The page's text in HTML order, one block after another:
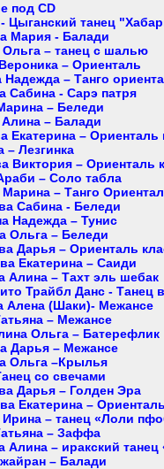
под CD
Цыганский танец
Мария - Балади
– танец с шалью
– Ориенталь
– Танго
Сабина - Сарэ патря
– Беледи
– Балади
Екатерина – Ориенталь
– Лезгинка
Виктория – Ориенталь
– Соло табла
– Танго
Сабина - Беледи
Надежда – Тунис
Ольга – Беледи
Дарья – Ориенталь
Екатерина – Саиди
Алина – Тахт эль шебак
Трайбл Данс - Танец
Алена (Шаки)- Межансе
– Межансе
Ольга – Батерефлик
Дарья – Межансе
Ольга –Крылья
со свечами
Дарья – Голден Эра
Екатерина –
– танец «Лоли
– Заффа
Алина – иракский танец
– Балади